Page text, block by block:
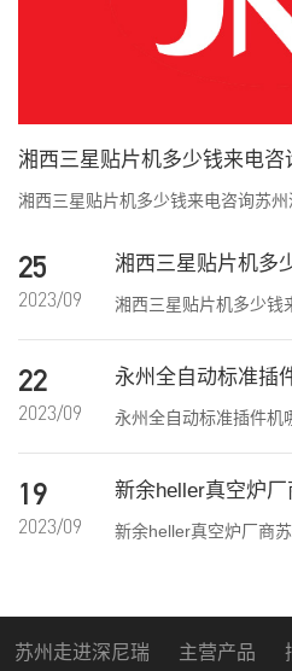
湘西三星贴片机多少钱来电咨
湘西三星贴片机多少钱来电咨询苏州
全自动点胶涂覆机、进口DAOI检测
新技术企业。二、贴片...
25
2023/09
湘西三星贴片机多
湘西三星贴片机多少钱
有限公司是一家自主研
覆机、全自动插件机、
贴片...
22
2023/09
永州全自动标准插
永州全自动标准插件机
限公司是一家自主研发
机、全自动插件机、全
动插...
19
2023/09
新余heller真空炉厂
新余heller真空炉厂商
苏州走进深尼瑞 主营产品